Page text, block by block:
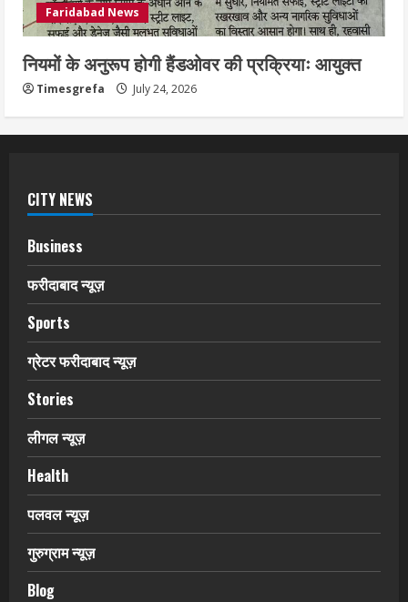
Faridabad News
नियमों के अनुरूप होगी हैंडओवर की प्रक्रियाः आयुक्त
Timesgrefa July 24, 2026
CITY NEWS
Business
फरीदाबाद न्यूज़
Sports
ग्रेटर फरीदाबाद न्यूज़
Stories
लीगल न्यूज़
Health
पलवल न्यूज़
गुरुग्राम न्यूज़
Blog